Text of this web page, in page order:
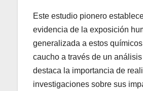
Este estudio pionero
evidencia de la exposición
generalizada a estos
caucho a través de un
destaca la importancia de
investigaciones sobre sus